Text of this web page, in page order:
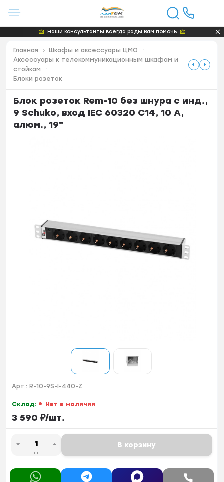
Наши консультанты всегда рады Вам помочь
Главная
Шкафы и аксессуары ЦМО
Аксессуары к телекоммуникационным шкафам и
стойкам
Блоки розеток
Блок розеток Rem-10 без шнура с инд.,
9 Sсhuko, вход IEC 60320 C14, 10 A,
алюм., 19"
Арт.: R-10-9S-I-440-Z
Склад: Нет в наличии
3 590 ₽/шт.
шт.
В корзину